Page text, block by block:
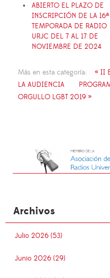
ABIERTO EL PLAZO DE
INSCRIPCIÓN DE LA 16ª
TEMPORADA DE RADIO
URJC DEL 7 AL 17 DE
NOVIEMBRE DE 2024
Más en esta categoría:
« II
LA AUDIENCIA
ORGULLO LGBT 2019 »
Archivos
Julio 2026 (53)
Junio 2026 (29)